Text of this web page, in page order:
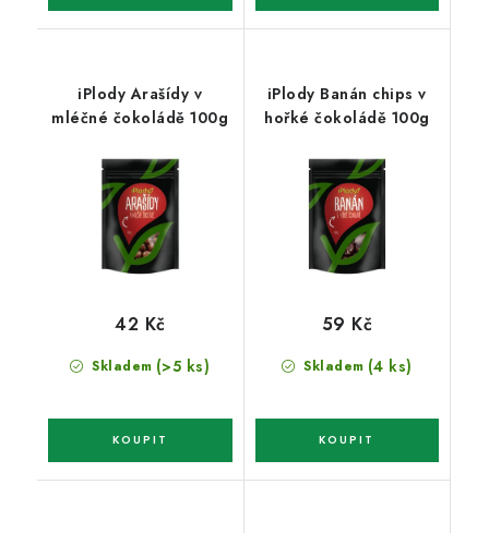
iPlody Arašídy v
mléčné čokoládě 100g
Skladem (>5 ks)
42 Kč
iPlody Banán chips v
hořké čokoládě 100g
Skladem (4 ks)
59 Kč